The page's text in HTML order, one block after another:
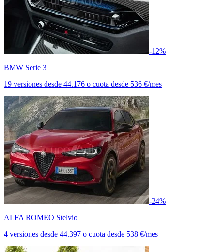
-12%
BMW Serie 3
19 versiones desde 44.176 o cuota desde 536 €/mes
-24%
ALFA ROMEO Stelvio
4 versiones desde 44.397 o cuota desde 538 €/mes